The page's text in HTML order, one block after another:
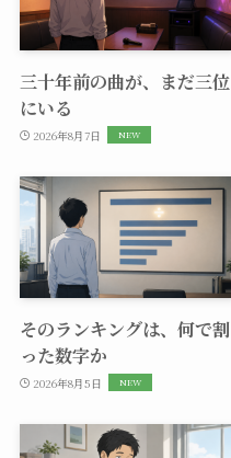
三十年前の曲が、まだ三位
にいる
2026年8月7日
そのランキングは、何で割
った数字か
2026年8月5日